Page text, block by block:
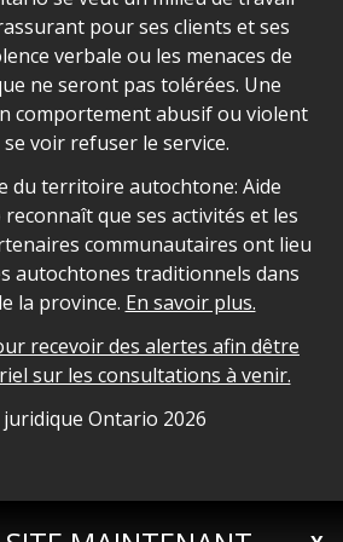
pour ses clients et ses
verbale ou les menaces de
ne seront pas tolérées. Une
comportement abusif ou violent
voir refuser le service.
land acknowledgement
du territoire autochtone: Aide
que ses activités et les
communautaires ont lieu
autochtones traditionnels dans
la province. En savoir plus.
recevoir des alertes afin dêtre
sur les consultations à venir.
copyright information
Ontario 2026